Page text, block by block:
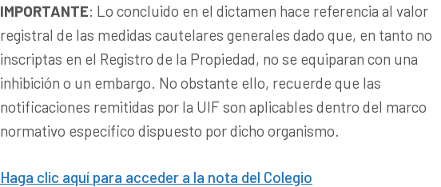
IMPORTANTE: Lo concluido en el dictamen hace referencia al valor
registral de las medidas cautelares generales dado que, en tanto no
inscriptas en el Registro de la Propiedad, no se equiparan con una
inhibición o un embargo. No obstante ello, recuerde que las
notificaciones remitidas por la UIF son aplicables dentro del marco
normativo específico dispuesto por dicho organismo.
Haga clic aquí para acceder a la nota del Colegio